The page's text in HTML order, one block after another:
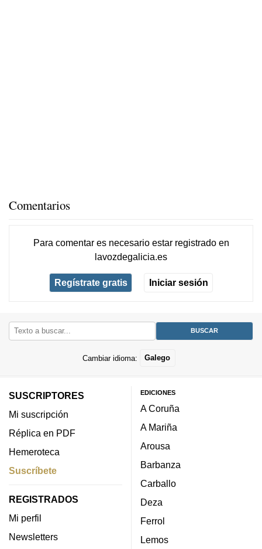
Comentarios
Para comentar es necesario estar registradoen
lavozdegalicia.es
Regístrate gratis Iniciar sesión
Cambiar idioma: Galego
SUSCRIPTORES
Mi suscripción
Réplica en PDF
Hemeroteca
Suscríbete
REGISTRADOS
Mi perfil
Newsletters
EDICIONES
A Coruña
A Mariña
Arousa
Barbanza
Carballo
Deza
Ferrol
Lemos